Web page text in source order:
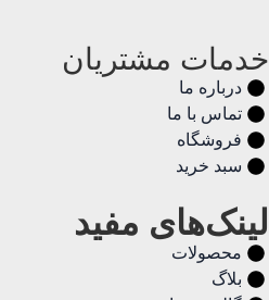
خدمات مشتریان
درباره ما
تماس با ما
فروشگاه
سبد خرید
لینک‌های مفید
محصولات
بلاگ